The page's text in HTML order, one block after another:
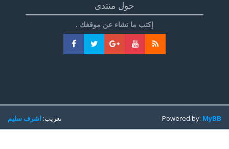
حول منتدى
إكتب ما تشاء عن موقغك .
تعريب:اشرف سليم Powered by:MyBB